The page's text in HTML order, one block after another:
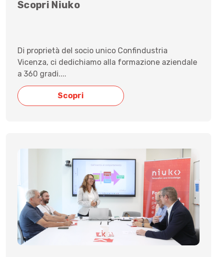
Scopri Niuko
Di proprietà del socio unico Confindustria
Vicenza, ci dedichiamo alla formazione aziendale
a 360 gradi....
Scopri